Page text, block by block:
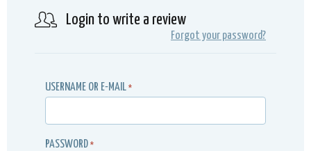
Login to write a review
Forgot your password?
USERNAME OR E-MAIL *
PASSWORD *